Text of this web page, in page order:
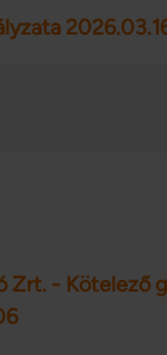
Zrt. - Kötelező